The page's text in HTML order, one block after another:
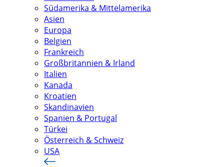
Südamerika & Mittelamerika
Asien
Europa
Belgien
Frankreich
Großbritannien & Irland
Italien
Kanada
Kroatien
Skandinavien
Spanien & Portugal
Türkei
Österreich & Schweiz
USA